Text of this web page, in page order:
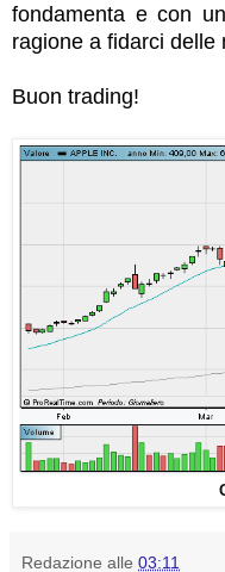
fondamenta e con
ragione a fidarci delle
Buon trading!
Redazione alle 03:11